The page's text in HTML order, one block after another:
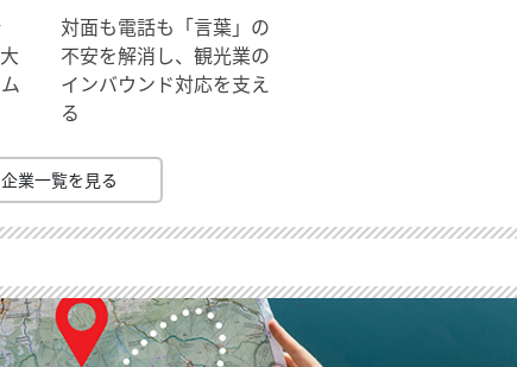
対面も電話も「言葉」の
不安を解消し、観光業の
インバウンド対応を支え
る
業一覧を見る